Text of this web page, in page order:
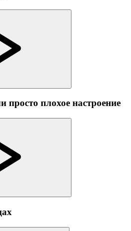
просто плохое настроение